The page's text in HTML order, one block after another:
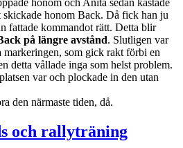
skickade honom Back. Då fick han ju
fattade kommandot rätt. Detta blir
på längre avstånd. Slutligen var
markeringen, som gick rakt förbi en
detta vållade inga som helst problem.
var och plockade in den utan
den närmaste tiden, då.
och rallyträning